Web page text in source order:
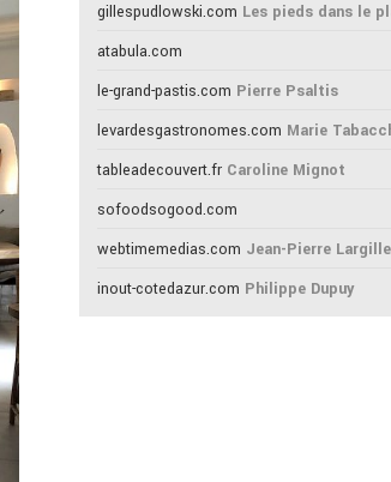
gillespudlowski.com Les pieds dans le
atabula.com
le-grand-pastis.com Pierre Psaltis
levardesgastronomes.com Marie
tableadecouvert.fr Caroline Mignot
sofoodsogood.com
webtimemedias.com Jean-Pierre
inout-cotedazur.com Philippe Dupuy